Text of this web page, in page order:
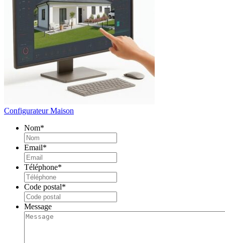
Configurateur Maison
Nom*
Email*
Téléphone*
Code postal*
Message